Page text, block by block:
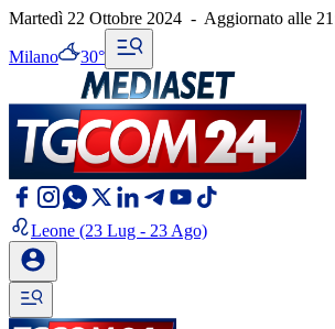
Martedì 22 Ottobre 2024 - Aggiornato alle
Milano 30°
Leone (23 Lug - 23 Ago)